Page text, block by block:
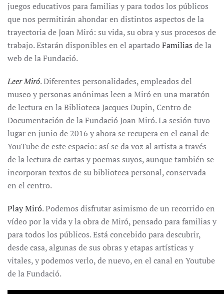
juegos educativos para familias y para todos los públicos
que nos permitirán ahondar en distintos aspectos de la
trayectoria de Joan Miró: su vida, su obra y sus procesos de
trabajo. Estarán disponibles en el apartado Familias de la
web de la Fundació.
Leer Miró. Diferentes personalidades, empleados del
museo y personas anónimas leen a Miró en una maratón
de lectura en la Biblioteca Jacques Dupin, Centro de
Documentación de la Fundació Joan Miró. La sesión tuvo
lugar en junio de 2016 y ahora se recupera en el canal de
YouTube de este espacio: así se da voz al artista a través
de la lectura de cartas y poemas suyos, aunque también se
incorporan textos de su biblioteca personal, conservada
en el centro.
Play Miró. Podemos disfrutar asimismo de un recorrido en
vídeo por la vida y la obra de Miró, pensado para familias y
para todos los públicos. Está concebido para descubrir,
desde casa, algunas de sus obras y etapas artísticas y
vitales, y podemos verlo, de nuevo, en el canal en Youtube
de la Fundació.